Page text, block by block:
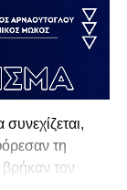
τη
τον